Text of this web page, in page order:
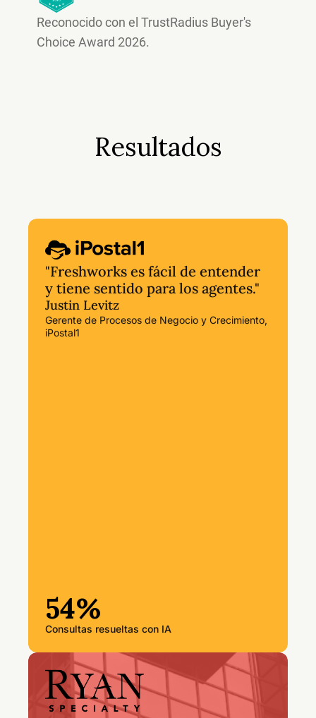
Reconocido con el TrustRadius Buyer's
Choice Award 2026.
Resultados
"Freshworks es fácil de entender
y tiene sentido para los agentes."
Justin Levitz
Gerente de Procesos de Negocio y Crecimiento,
iPostal1
54%
Consultas resueltas con IA